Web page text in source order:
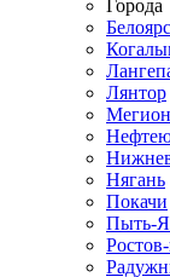
Города
Лянтор
Мегион
Нягань
Покачи
Пыть-